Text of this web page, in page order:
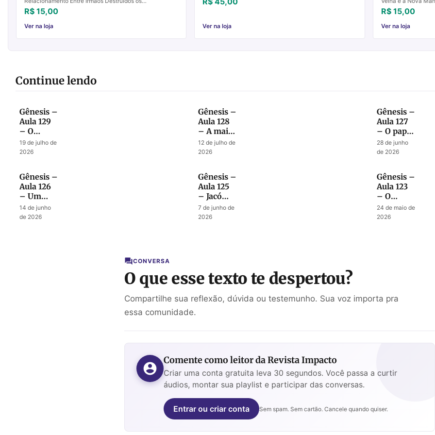
fundamentos, que poderá fazer o justo? Salmos 11.3
Temos o prazer de...
R$ 15,00
Ver na loja Ver na loja
fundamentos, que
Temos o prazer...
R$ 15,00
Ver na loja
Continue lendo
Gênesis –
Aula 129
– O
Mistério
dos dois
19 de julho de
2026
Gênesis –
Aula 128
– A mais
surpreendente
bênção
12 de julho de
2026
Gênesis –
Aula 127
– O papel
Profético
de Jacó
os filhos
28 de junho
de 2026
Gênesis –
Aula 126
– Um
modelo
de bênção
14 de junho
de 2026
Gênesis –
Aula 125
– Jacó
revela
seus
7 de junho de
2026
Gênesis –
Aula 123
– O
desafio
de ser
24 de maio de
2026
CONVERSA
O que esse texto te despertou?
Compartilhe sua reflexão, dúvida ou testemunho. Sua voz importa pra
essa comunidade.
Comente como leitor da Revista Impacto
Criar uma conta gratuita leva 30 segundos. Você passa a curtir
áudios, montar sua playlist e participar das conversas.
Entrar ou criar conta Sem spam. Sem cartão. Cancele quando quiser.